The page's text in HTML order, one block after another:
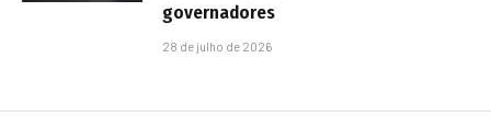
governadores
28 de julho de 2026